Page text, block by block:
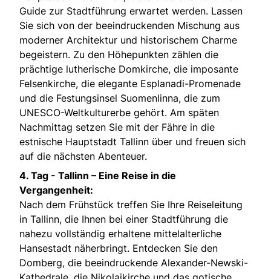
Guide zur Stadtführung erwartet werden. Lassen
Sie sich von der beeindruckenden Mischung aus
moderner Architektur und historischem Charme
begeistern. Zu den Höhepunkten zählen die
prächtige lutherische Domkirche, die imposante
Felsenkirche, die elegante Esplanadi-Promenade
und die Festungsinsel Suomenlinna, die zum
UNESCO-Weltkulturerbe gehört. Am späten
Nachmittag setzen Sie mit der Fähre in die
estnische Hauptstadt Tallinn über und freuen sich
auf die nächsten Abenteuer.
4. Tag - Tallinn – Eine Reise in die
Vergangenheit:
Nach dem Frühstück treffen Sie Ihre Reiseleitung
in Tallinn, die Ihnen bei einer Stadtführung die
nahezu vollständig erhaltene mittelalterliche
Hansestadt näherbringt. Entdecken Sie den
Domberg, die beeindruckende Alexander-Newski-